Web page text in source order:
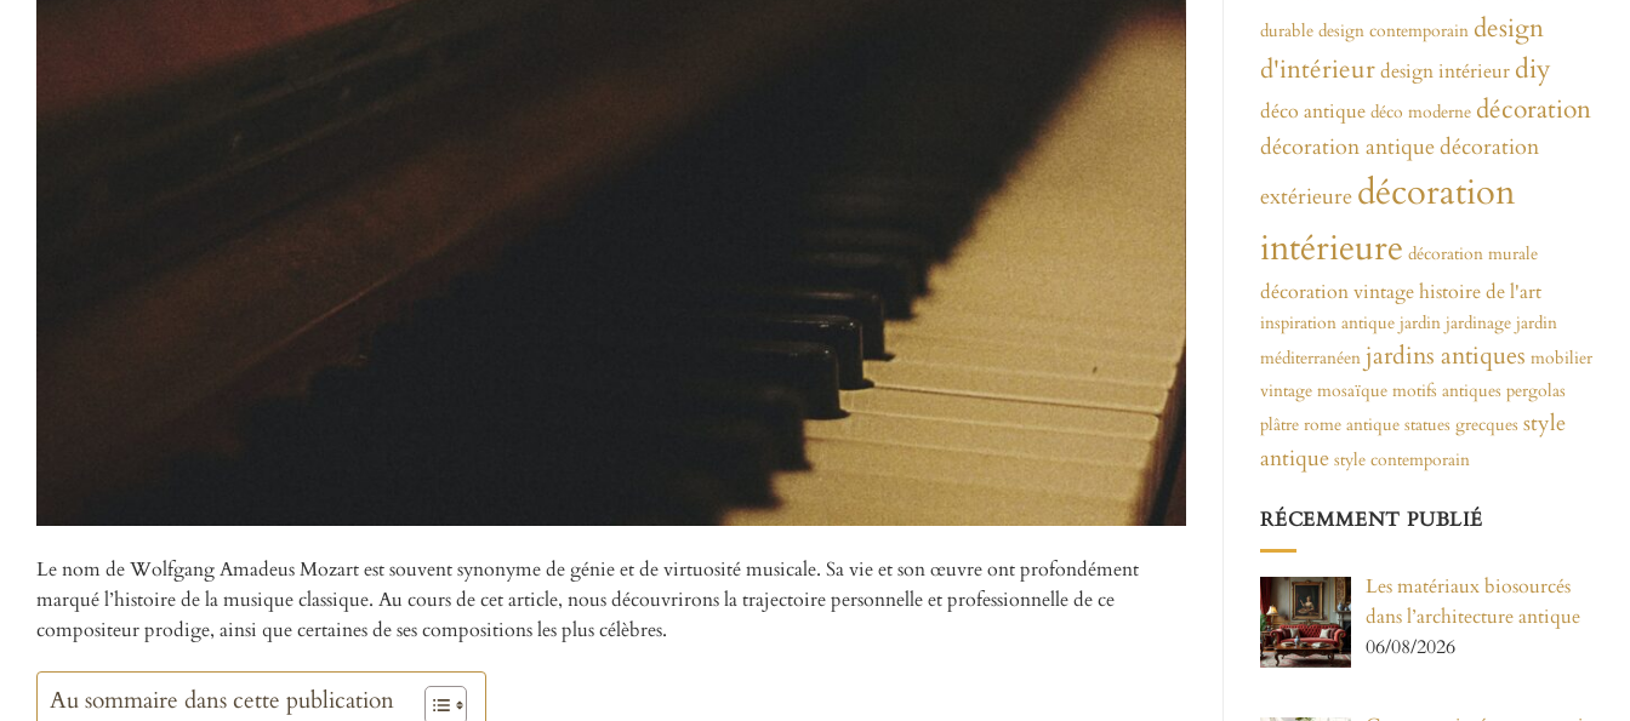
Le nom de Wolfgang Amadeus Mozart est souvent synonyme de génie et de virtuosité musicale. Sa vie et son œuvre ont profondément
marqué l’histoire de la musique classique. Au cours de cet article, nous découvrirons la trajectoire personnelle et professionnelle de ce
compositeur prodige, ainsi que certaines de ses compositions les plus célèbres.
Au sommaire dans cette publication
durable design contemporain design
d'intérieurdesign intérieur diy
déco antique déco moderne décoration
décoration antiquedécoration
extérieure décoration
intérieure décoration murale
décoration vintagehistoire de l'art
inspiration antique jardin jardinage jardin
méditerranéen jardins antiques mobilier
vintage mosaïque motifs antiques pergolas
plâtre rome antique statues grecques style
antique style contemporain
RÉCEMMENT PUBLIÉ
Les matériaux biosourcés
dans l’architecture antique
06/08/2026